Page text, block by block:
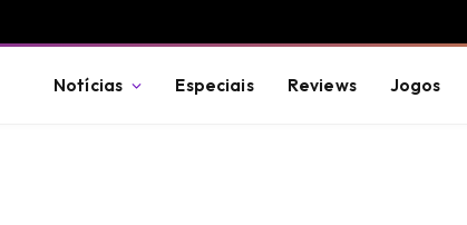
Notícias Especiais Reviews Jogos